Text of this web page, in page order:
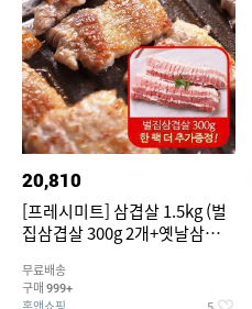
20,810
[프레시미트] 삼겹살 1.5kg (벌
집삼겹살 300g 2개+옛날삼겹살
팩 추가증정)
무료배송
구매 999+